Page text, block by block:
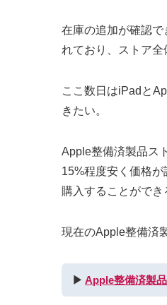
在庫の追加が確認
れており、ストア全
ここ数日はiPadと
きたい。
Apple整備済製品ス
15%程度安く価格
購入することができ
現在のApple整備済
▶︎ Apple整備済製